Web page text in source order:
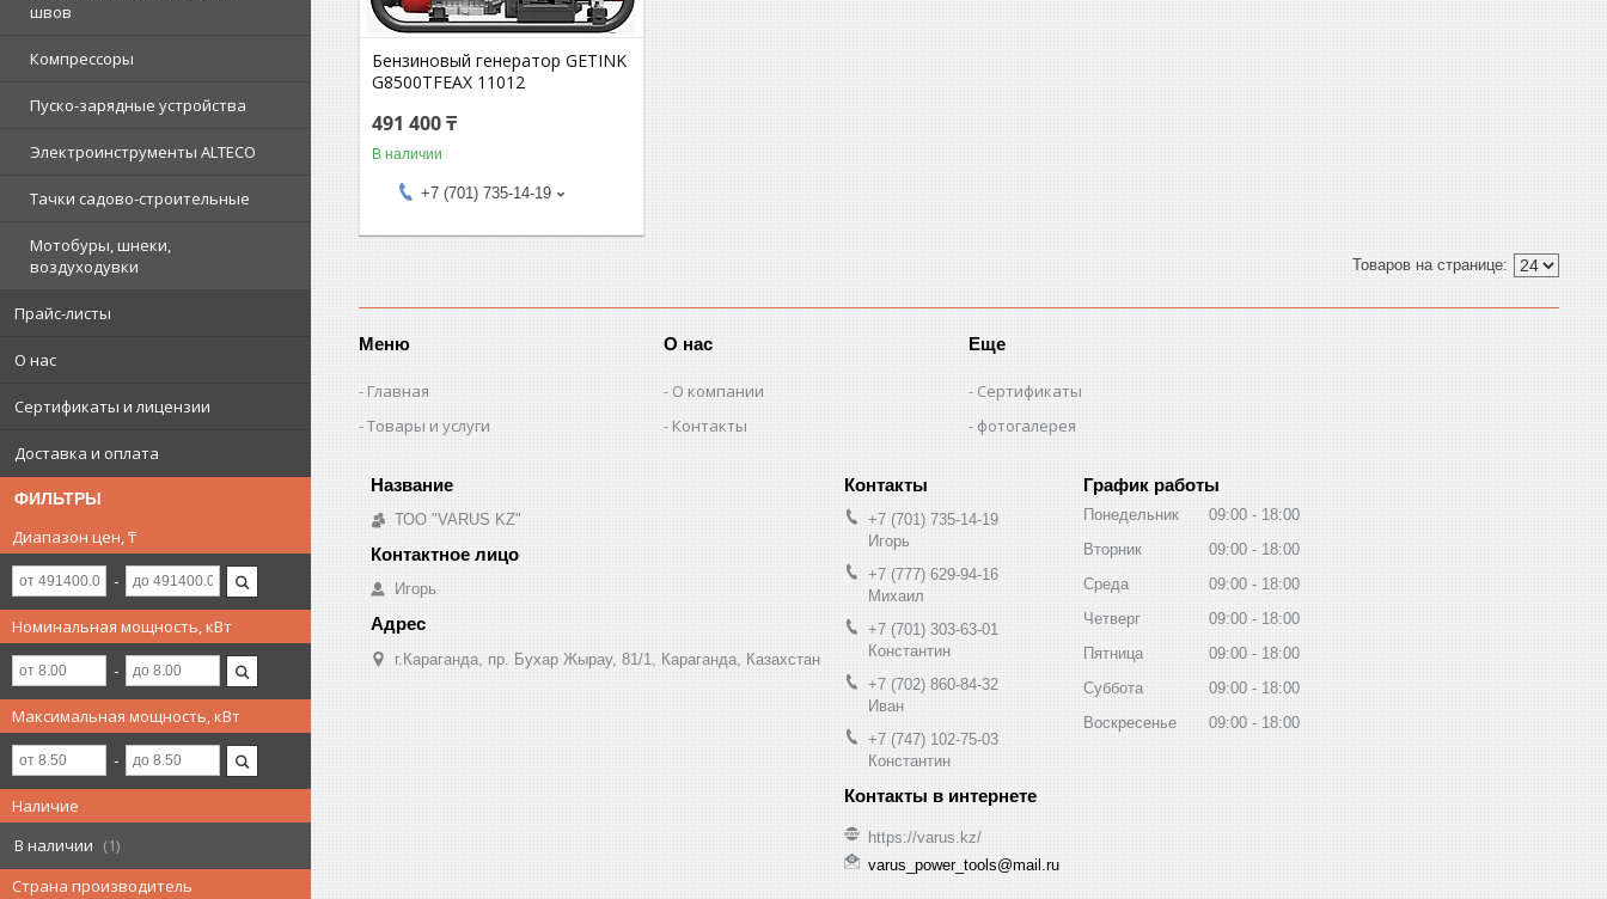
швов
Компрессоры
Пуско-зарядные устройства
Электроинструменты ALTECO
Тачки садово-строительные
Мотобуры, шнеки,
воздуходувки
Прайс-листы
О нас
Сертификаты и лицензии
Доставка и оплата
ФИЛЬТРЫ
Диапазон цен, ₸
Номинальная мощность, кВт
Максимальная мощность, кВт
Наличие
В наличии
1
Страна производитель
Бензиновый генератор GETINK
G8500TFEAX 11012
491 400 ₸
В наличии
+7 (701) 735-14-19
Меню
Главная
Товары и услуги
О нас
О компании
Контакты
Еще
Сертификаты
фотогалерея
ТОО "VARUS KZ"
Игорь
г.Караганда, пр. Бухар Жырау, 81/1, Караганда, Казахстан
+7 (701) 735-14-19
Игорь
+7 (777) 629-94-16
Михаил
+7 (701) 303-63-01
Константин
+7 (702) 860-84-32
Иван
+7 (747) 102-75-03
Константин
https://varus.kz/
varus_power_tools@mail.ru
График работы
Понедельник 09:00
18:00
Вторник
09:00
18:00
Среда
09:00
18:00
Четверг
09:00
18:00
Пятница
09:00
18:00
Суббота
09:00
18:00
Воскресенье
09:00 18:00